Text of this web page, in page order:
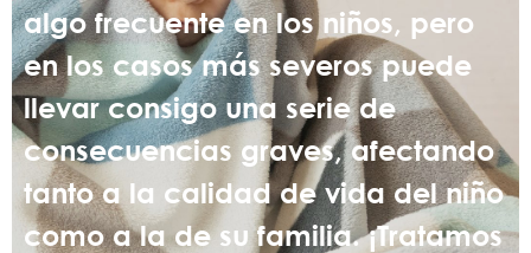
algo frecuente en los niños, pero
en los casos más severos puede
llevar consigo una serie de
consecuencias graves, afectando
tanto a la calidad de vida del niño
como a la de su familia. ¡Tratamos